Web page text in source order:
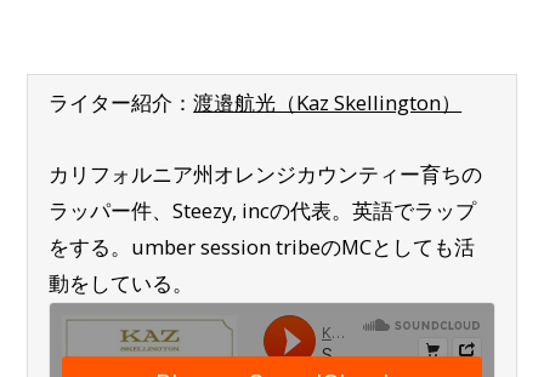
ライター紹介：渡邉航光（Kaz Skellington）
カリフォルニア州オレンジカウンティー育ちの
ラッパー件、Steezy, incの代表。英語でラップ
をする。umber session tribeのMCとしても活
動をしている。